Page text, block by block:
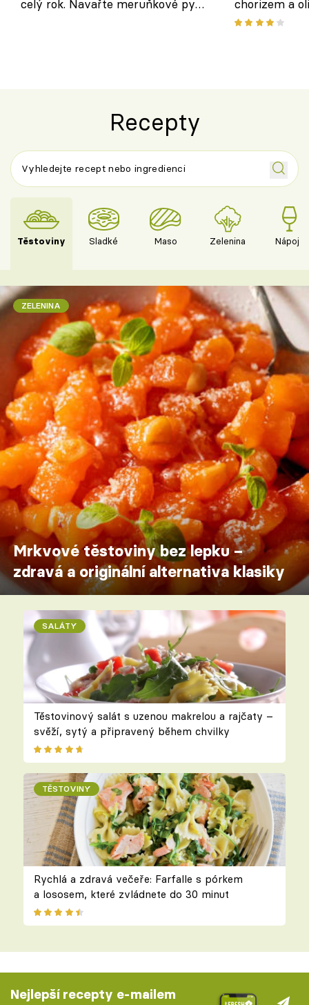
celý rok. Navařte meruňkové pyré
chorizem a
letní
Recepty
Těstoviny Sladké Maso Zelenina Nápoje
ZELENINA
Mrkvové těstoviny bez lepku –
zdravá a originální alternativa klasiky
SALÁTY
Těstovinový salát s uzenou makrelou a rajčaty –
svěží, sytý a připravený během chvilky
TĚSTOVINY
Rychlá a zdravá večeře: Farfalle s pórkem
a lososem, které zvládnete do 30 minut
Nejlepší recepty e-mailem